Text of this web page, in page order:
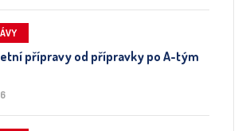
přípravy od přípravky po A-tým